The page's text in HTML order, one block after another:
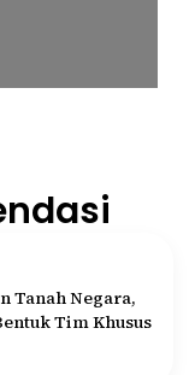
Tanah Negara,
Tim Khusus